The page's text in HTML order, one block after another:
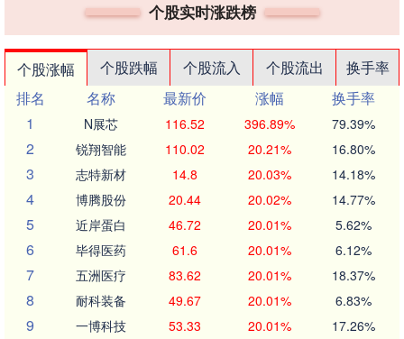
个股实时涨跌榜
个股涨幅 个股跌幅 个股流入 个股流出
换手率
排名
名称 最新价 涨幅
换手率
1
N展芯 116.52 396.89% 79.39%
2 锐翔智能 110.02 20.21% 16.80%
3 志特新材 14.8 20.03% 14.18%
4 博腾股份 20.44 20.02% 14.77%
5 近岸蛋白 46.72 20.01% 5.62%
6 毕得医药 61.6 20.01% 6.12%
7 五洲医疗 83.62 20.01% 18.37%
8 耐科装备 49.67 20.01% 6.83%
9 一博科技 53.33 20.01% 17.26%